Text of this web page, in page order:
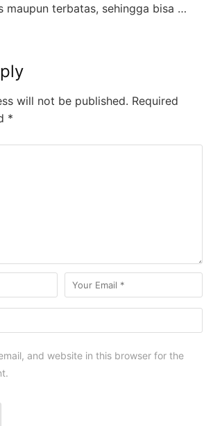
maupun terbatas, sehingga bisa …
will not be published. Required
*
and website in this browser for the